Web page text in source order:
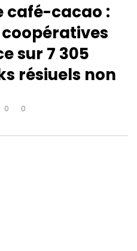
café-cacao :
sur 7 305
résiuels non
0 0